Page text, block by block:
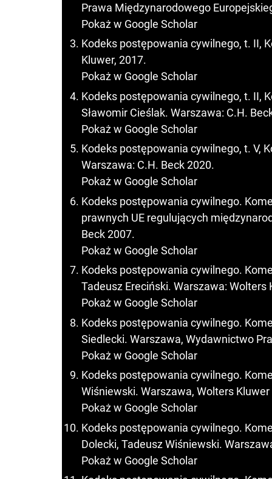
Prawa Międzynarodowego
Pokaż w Google Scholar
Kodeks postępowania cywilnego, t. II,
Kluwer, 2017.
Pokaż w Google Scholar
Kodeks postępowania cywilnego, t. II,
Sławomir Cieślak. Warszawa: C.H.
Pokaż w Google Scholar
Kodeks postępowania cywilnego, t. V,
Warszawa: C.H. Beck 2020.
Pokaż w Google Scholar
Kodeks postępowania cywilnego.
prawnych UE regulujących
Beck 2007.
Pokaż w Google Scholar
Kodeks postępowania cywilnego.
Tadeusz Ereciński. Warszawa: Wolters
Pokaż w Google Scholar
Kodeks postępowania cywilnego.
Siedlecki. Warszawa, Wydawnictwo
Pokaż w Google Scholar
Kodeks postępowania cywilnego.
Wiśniewski. Warszawa, Wolters
Pokaż w Google Scholar
Kodeks postępowania cywilnego.
Dolecki, Tadeusz Wiśniewski.
Pokaż w Google Scholar